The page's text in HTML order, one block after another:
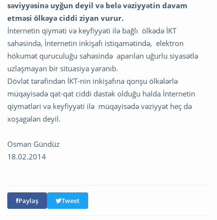
səviyyəsinə uyğun deyil və belə vəziyyətin davam
etməsi ölkəyə ciddi ziyan vurur.
İnternetin qiyməti və keyfiyyəti ilə bağlı ölkədə İKT
sahəsində, İnternetin inkişafı istiqamətində, elektron
hökumət quruculuğu sahəsində aparılan uğurlu siyasətlə
uzlaşmayan bir situasiya yaranıb.
Dövlət tərəfindən İKT-nin inkişafına qonşu ölkələrlə
müqayisədə qat-qat ciddi dəstək olduğu halda İnternetin
qiymətləri və keyfiyyəti ilə müqayisədə vəziyyət heç də
xoşagələn deyil.
Osman Gündüz
18.02.2014
Paylaş Tweet